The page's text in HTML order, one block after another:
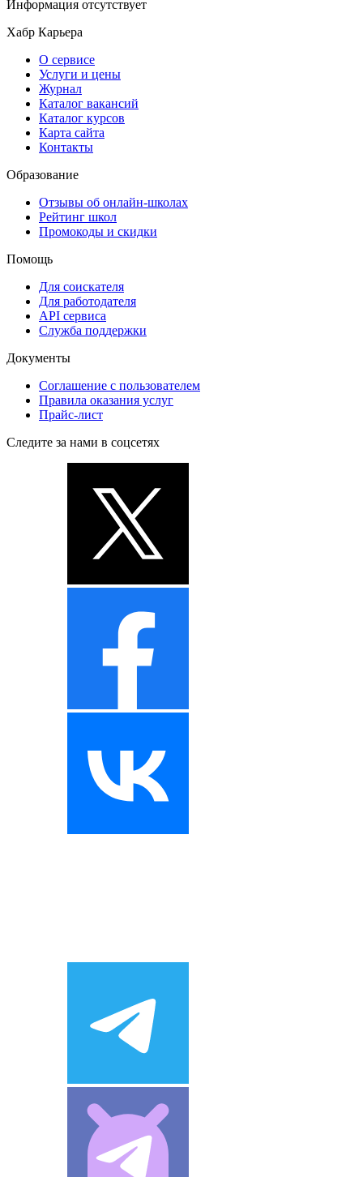
Информация отсутствует
Хабр Карьера
О сервисе
Услуги и цены
Журнал
Каталог вакансий
Каталог курсов
Карта сайта
Контакты
Образование
Отзывы об онлайн-школах
Рейтинг школ
Промокоды и скидки
Помощь
Для соискателя
Для работодателя
API сервиса
Служба поддержки
Документы
Соглашение с пользователем
Правила оказания услуг
Прайс-лист
Следите за нами в соцсетях